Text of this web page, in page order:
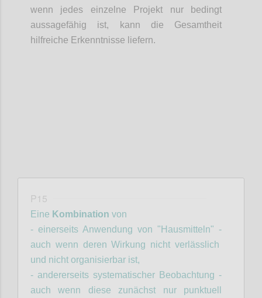
wenn jedes einzelne Projekt nur bedingt
aussagefähig ist, kann die Gesamtheit
hilfreiche Erkenntnisse liefern.
P15
Eine Kombination von
- einerseits Anwendung von "Hausmitteln" -
auch wenn deren Wirkung nicht verlässlich
und nicht organisierbar ist,
- andererseits systematischer Beobachtung -
auch wenn diese zunächst nur punktuell